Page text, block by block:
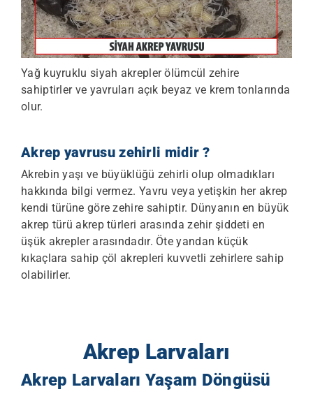
Yağ kuyruklu siyah akrepler ölümcül zehire
sahiptirler ve yavruları açık beyaz ve krem tonlarında
olur.
Akrep yavrusu zehirli midir ?
Akrebin yaşı ve büyüklüğü zehirli olup olmadıkları
hakkında bilgi vermez. Yavru veya yetişkin her akrep
kendi türüne göre zehire sahiptir. Dünyanın en büyük
akrep türü akrep türleri arasında zehir şiddeti en
üşük akrepler arasındadır. Öte yandan küçük
kıkaçlara sahip çöl akrepleri kuvvetli zehirlere sahip
olabilirler.
Akrep Larvaları
Akrep Larvaları Yaşam Döngüsü